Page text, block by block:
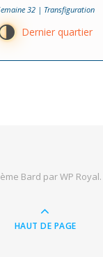
32 | Transfiguration
Dernier quartier
Bard parWP Royal.
HAUT DE PAGE